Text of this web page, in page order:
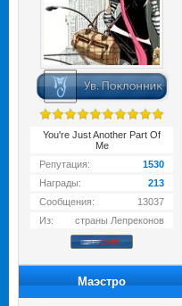
You're Just Another Part Of
Me
Репутация:
1530
Награды:
213
Сообщения:
13037
Из:
страны Лепреконов
Маэстро